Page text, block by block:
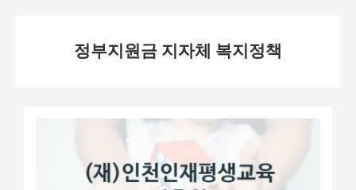
정부지원금 지자체 복지정책